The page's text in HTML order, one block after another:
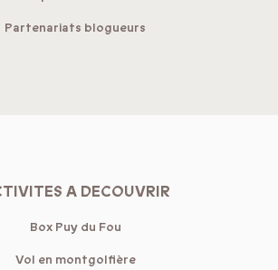
Partenariats blogueurs
A DECOUVRIR
Box Puy du Fou
Vol en montgolfière